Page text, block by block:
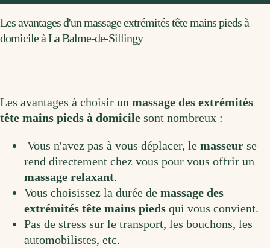
Les avantages d'un massage extrémités tête mains pieds à
domicile à La Balme-de-Sillingy
Les avantages à choisir un massage des extrémités
tête mains pieds à domicile sont nombreux :
Vous n'avez pas à vous déplacer, le masseur se
rend directement chez vous pour vous offrir un
massage relaxant.
Vous choisissez la durée de massage des
extrémités tête mains pieds qui vous convient.
Pas de stress sur le transport, les bouchons, les
automobilistes, etc.